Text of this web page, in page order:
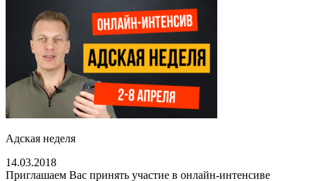
Адская неделя
14.03.2018
Приглашаем Вас принять участие в онлайн-интенсиве